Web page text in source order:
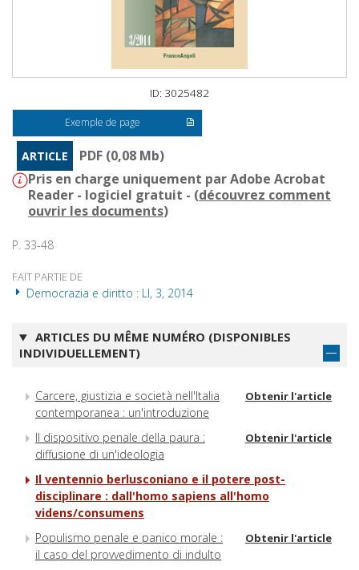
ID: 3025482
Exemple de page
ARTICLE
PDF (0,08 Mb)
Pris en charge uniquement par Adobe Acrobat
Reader - logiciel gratuit - (découvrez comment
ouvrir les documents)
P. 33-48
FAIT PARTIE DE
Democrazia e diritto : LI, 3, 2014
ARTICLES DU MÊME NUMÉRO (DISPONIBLES
INDIVIDUELLEMENT)
Carcere, giustizia e società nell'Italia
contemporanea : un'introduzione
Obtenir l'article
Il dispositivo penale della paura :
diffusione di un'ideologia
Obtenir l'article
Il ventennio berlusconiano e il potere post-
disciplinare : dall'homo sapiens all'homo
videns/consumens
Populismo penale e panico morale :
il caso del provvedimento di indulto
Obtenir l'article